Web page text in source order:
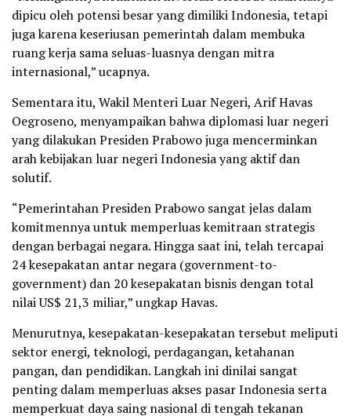
dipicu oleh potensi besar yang dimiliki Indonesia, tetapi
juga karena keseriusan pemerintah dalam membuka
ruang kerja sama seluas-luasnya dengan mitra
internasional,” ucapnya.
Sementara itu, Wakil Menteri Luar Negeri, Arif Havas
Oegroseno, menyampaikan bahwa diplomasi luar negeri
yang dilakukan Presiden Prabowo juga mencerminkan
arah kebijakan luar negeri Indonesia yang aktif dan
solutif.
“Pemerintahan Presiden Prabowo sangat jelas dalam
komitmennya untuk memperluas kemitraan strategis
dengan berbagai negara. Hingga saat ini, telah tercapai
24 kesepakatan antar negara (government-to-
government) dan 20 kesepakatan bisnis dengan total
nilai US$ 21,3 miliar,” ungkap Havas.
Menurutnya, kesepakatan-kesepakatan tersebut meliputi
sektor energi, teknologi, perdagangan, ketahanan
pangan, dan pendidikan. Langkah ini dinilai sangat
penting dalam memperluas akses pasar Indonesia serta
memperkuat daya saing nasional di tengah tekanan